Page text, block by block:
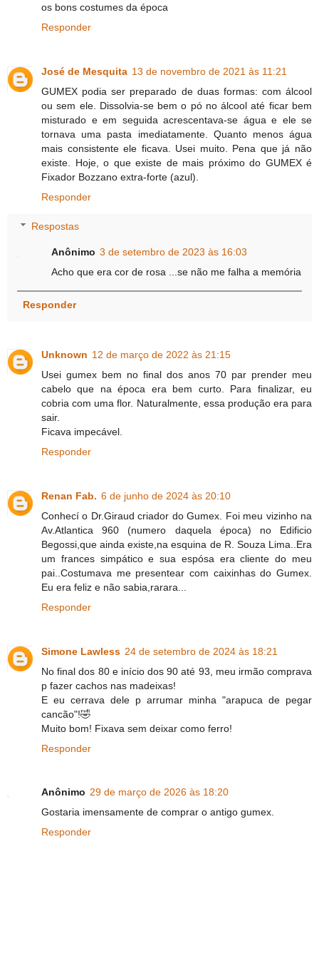
os bons costumes da época
Responder
José de Mesquita 13 de novembro de 2021 às 11:21
GUMEX podia ser preparado de duas formas: com álcool
ou sem ele. Dissolvia-se bem o pó no álcool até ficar bem
misturado e em seguida acrescentava-se água e ele se
tornava uma pasta imediatamente. Quanto menos água
mais consistente ele ficava. Usei muito. Pena que já não
existe. Hoje, o que existe de mais próximo do GUMEX é
Fixador Bozzano extra-forte (azul).
Responder
Respostas
Anônimo 3 de setembro de 2023 às 16:03
Acho que era cor de rosa ...se não me falha a memória
Responder
Unknown 12 de março de 2022 às 21:15
Usei gumex bem no final dos anos 70 par prender meu
cabelo que na época era bem curto. Para finalizar, eu
cobria com uma flor. Naturalmente, essa produção era para
sair.
Ficava impecável.
Responder
Renan Fab. 6 de junho de 2024 às 20:10
Conhecí o Dr.Giraud criador do Gumex. Foi meu vizinho na
Av.Atlantica 960 (numero daquela época) no Edificio
Begossi,que ainda existe,na esquina de R. Souza Lima..Era
um frances simpático e sua espósa era cliente do meu
pai..Costumava me presentear com caixinhas do Gumex.
Eu era feliz e não sabia,rarara...
Responder
Simone Lawless 24 de setembro de 2024 às 18:21
No final dos 80 e início dos 90 até 93, meu irmão comprava
p fazer cachos nas madeixas!
E eu cerrava dele p arrumar minha "arapuca de pegar
cancão"!🤣
Muito bom! Fixava sem deixar como ferro!
Responder
Anônimo 29 de março de 2026 às 18:20
Gostaria imensamente de comprar o antigo gumex.
Responder